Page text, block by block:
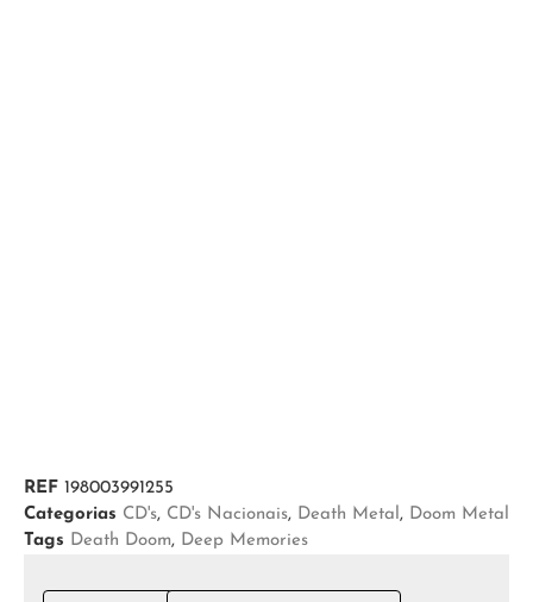
REF 198003991255
Categorias CD's, CD's Nacionais, Death Metal, Doom Metal
Tags Death Doom, Deep Memories